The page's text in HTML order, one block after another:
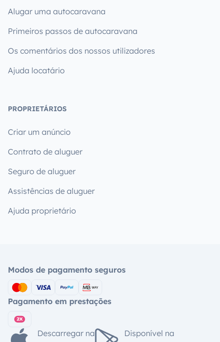
Alugar uma autocaravana
Primeiros passos de autocaravana
Os comentários dos nossos utilizadores
Ajuda locatário
PROPRIETÁRIOS
Criar um anúncio
Contrato de aluguer
Seguro de aluguer
Assistências de aluguer
Ajuda proprietário
Modos de pagamento seguros
Pagamento em prestações
Descarregar na
Disponível na